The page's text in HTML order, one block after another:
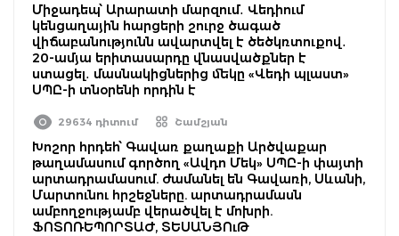
Միջադեպ՝ Արարատի մարզում․ Վեդիում
կենցաղային հարցերի շուրջ ծագած
վիճաբանությունն ավարտվել է ծեծկռտուքով․
20-ամյա երիտասարդը վնասվածքներ է
ստացել․ մասնակիցներից մեկը «Վեդի պլաստ»
ՍՊԸ-ի տնօրենի որդին է
29634 դիտում Շամշյան
Խոշոր հրդեհ՝ Գավառ քաղաքի Արծվաքար
թաղամասում գործող «Ավդո Մեկ» ՍՊԸ-ի փայտի
արտադրամասում. ժամանել են Գավառի, Սևանի,
Մարտունու հրշեջները. արտադրամասն
ամբողջությամբ վերածվել է մոխրի.
ՖՈՏՈՌԵՊՈՐՏԱԺ, ՏԵՍԱՆՅՈւԹ